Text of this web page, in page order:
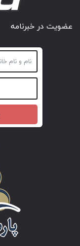
عضویت در خبرنامه